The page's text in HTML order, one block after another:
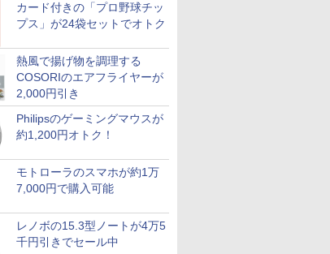
カード付きの「プロ野球チッ
プス」が24袋セットでオトク
熱風で揚げ物を調理する
COSORIのエアフライヤーが
2,000円引き
Philipsのゲーミングマウスが
約1,200円オトク！
モトローラのスマホが約1万
7,000円で購入可能
レノボの15.3型ノートが4万5
千円引きでセール中